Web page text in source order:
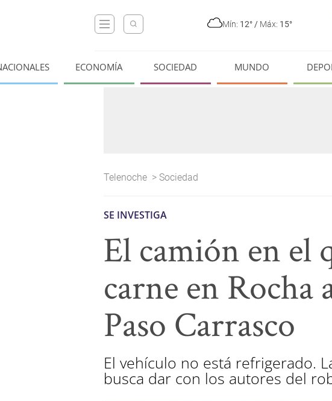
Mín: 12° / Máx: 15°
ECONOMÍA SOCIEDAD MUNDO
Telenoche > Sociedad
SE INVESTIGA
El camión en el
carne en Rocha
Paso Carrasco
El vehículo no está refrigerado.
busca dar con los autores del